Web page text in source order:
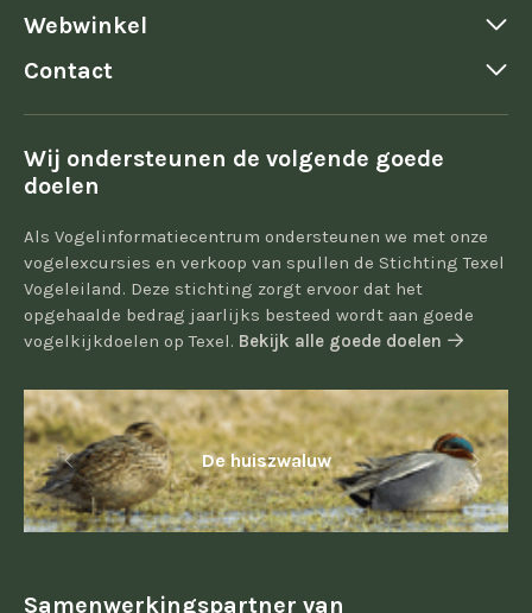
Webwinkel
Contact
Wij ondersteunen de volgende goede
doelen
Als Vogelinformatiecentrum ondersteunen we met onze
vogelexcursies en verkoop van spullen de Stichting Texel
Vogeleiland. Deze stichting zorgt ervoor dat het
opgehaalde bedrag jaarlijks besteed wordt aan goede
vogelkijkdoelen op Texel. Bekijk alle goede doelen
De huiszwaluw
Samenwerkingspartner van